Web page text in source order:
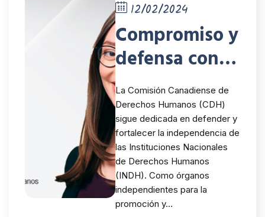
12/02/2024
Compromiso y
defensa con el
sistema
internacional
de derechos
humanos
La Comisión Canadiense de
Derechos Humanos (CDH)
sigue dedicada en defender y
fortalecer la independencia de
las Instituciones Nacionales
de Derechos Humanos
(INDH). Como órganos
independientes para la
promoción y…